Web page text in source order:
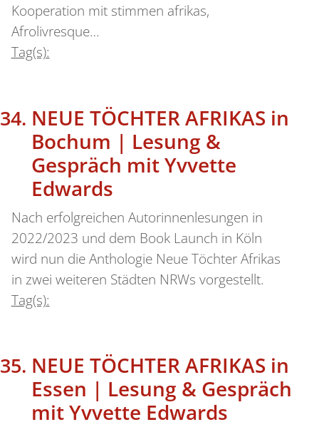
Kooperation mit stimmen afrikas,
Afrolivresque…
Tag(s):
NEUE TÖCHTER AFRIKAS in
Bochum | Lesung &
Gespräch mit Yvvette
Edwards
Nach erfolgreichen Autorinnenlesungen in
2022/2023 und dem Book Launch in Köln
wird nun die Anthologie Neue Töchter Afrikas
in zwei weiteren Städten NRWs vorgestellt.
Tag(s):
NEUE TÖCHTER AFRIKAS in
Essen | Lesung & Gespräch
mit Yvvette Edwards